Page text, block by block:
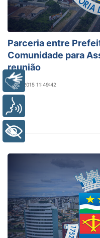
Parceria entre
Comunidade para
reunião
07/10/2015 11:49:42
Libras
+ Acessibilidade